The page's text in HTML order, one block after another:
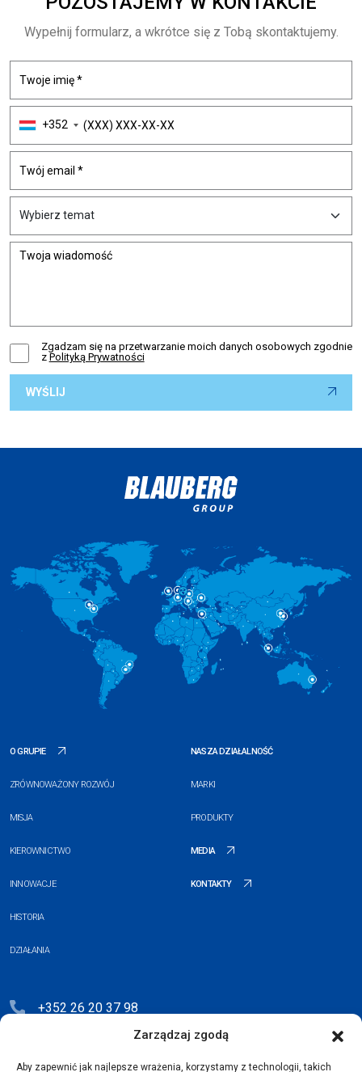
Zarządzaj zgodą
Aby zapewnić jak najlepsze wrażenia, korzystamy z technologii, takich
Wypełnij formularz, a wkrótce się z Tobą skontaktujemy.
+352
Zgadzam się na przetwarzanie moich danych osobowych zgodnie
z Polityką Prywatności
O GRUPIE
ZRÓWNOWAŻONY ROZWÓJ
MISJA
KIEROWNICTWO
INNOWACJE
HISTORIA
DZIAŁANIA
NASZA DZIAŁALNOŚĆ
MARKI
PRODUKTY
MEDIA
KONTAKTY
+352 26 20 37 98
hello@blauberg-group.com
28, avenue Pasteur, L-2310 Luxembourg